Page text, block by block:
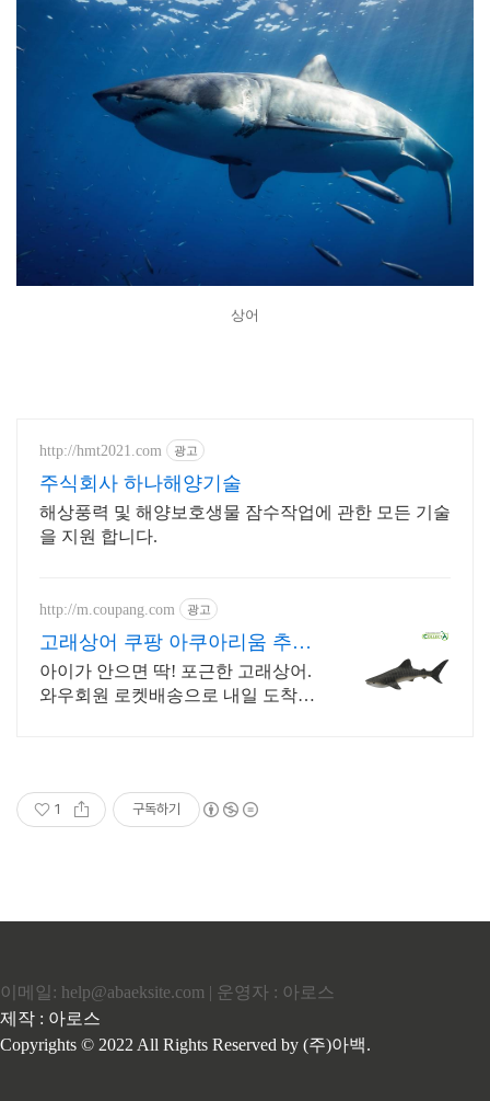
상어
http://hmt2021.com 광고
주식회사 하나해양기술
해상풍력 및 해양보호생물 잠수작업에 관한 모든 기술
을 지원 합니다.
http://m.coupang.com 광고
고래상어 쿠팡 아쿠아리움 추억
선물
아이가 안으면 딱! 포근한 고래상어.
와우회원 로켓배송으로 내일 도착!
1 구독하기
이메일: help@abaeksite.com | 운영자 : 아로스
제작 : 아로스
Copyrights © 2022 All Rights Reserved by (주)아백.